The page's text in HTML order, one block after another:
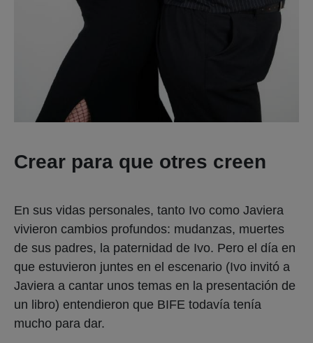
Crear para que otres creen
En sus vidas personales, tanto Ivo como Javiera
vivieron cambios profundos: mudanzas, muertes
de sus padres, la paternidad de Ivo. Pero el día en
que estuvieron juntes en el escenario (Ivo invitó a
Javiera a cantar unos temas en la presentación de
un libro) entendieron que BIFE todavía tenía
mucho para dar.